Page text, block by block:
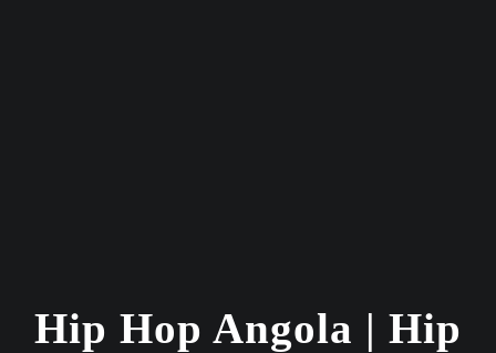
Hip Hop Angola | Hip